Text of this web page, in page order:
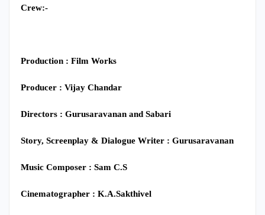
Crew:-
Production : Film Works
Producer : Vijay Chandar
Directors : Gurusaravanan and Sabari
Story, Screenplay & Dialogue Writer : Gurusaravanan
Music Composer : Sam C.S
Cinematographer : K.A.Sakthivel